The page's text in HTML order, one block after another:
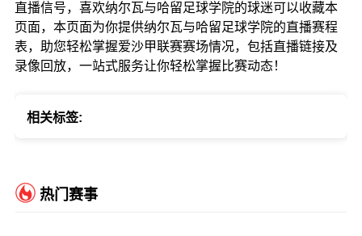
直播信号，喜欢纳尔瓦与哈留足球学院的球迷可以收藏本
页面，本页面为你提供纳尔瓦与哈留足球学院的直播赛程
表，助您轻松掌握爱沙甲联赛赛场情况，包括直播链接及
录像回放，一站式服务让你轻松掌握比赛动态！
相关标签:
热门赛事